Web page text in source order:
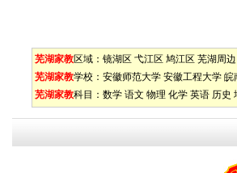
芜湖家教区域： 镜湖区 弋江区 鸠江区 芜湖周边
芜湖家教学校： 安徽师范大学 安徽工程大学 皖
芜湖家教科目： 数学 语文 物理 化学 英语 历史